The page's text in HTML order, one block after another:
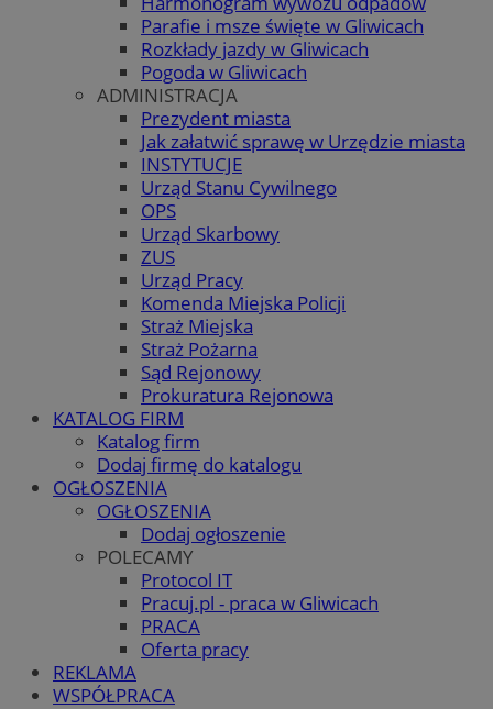
Parafie i msze święte w Gliwicach
Rozkłady jazdy w Gliwicach
Pogoda w Gliwicach
ADMINISTRACJA
Prezydent miasta
Jak załatwić sprawę w Urzędzie miasta
INSTYTUCJE
Urząd Stanu Cywilnego
OPS
Urząd Skarbowy
ZUS
Urząd Pracy
Komenda Miejska Policji
Straż Miejska
Straż Pożarna
Sąd Rejonowy
Prokuratura Rejonowa
KATALOG FIRM
Katalog firm
Dodaj firmę do katalogu
OGŁOSZENIA
OGŁOSZENIA
Dodaj ogłoszenie
POLECAMY
Protocol IT
Pracuj.pl - praca w Gliwicach
PRACA
Oferta pracy
REKLAMA
WSPÓŁPRACA